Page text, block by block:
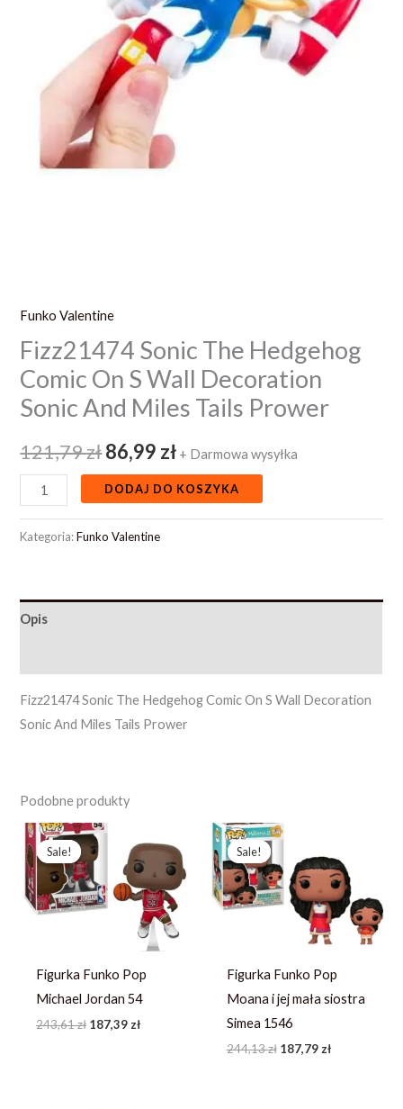
Funko Valentine
Fizz21474 Sonic The Hedgehog
Comic On S Wall Decoration
Sonic And Miles Tails Prower
121,79zł86,99 zł + Darmowa wysyłka
Prower
DODAJ DO KOSZYKA
Kategoria:Funko Valentine
Opis
Fizz21474 Sonic The Hedgehog Comic On S Wall Decoration
Sonic And Miles Tails Prower
Podobne produkty
Sale!
Sale!
Figurka Funko Pop
Michael Jordan 54
243,61zł
Pierwotna
cena
wynosiła:
243,61 zł.
187,39 zł
cena
wynosi:
187,39 zł.
Sale!
Sale!
Figurka Funko Pop
Moana i jej mała siostra
Simea 1546
244,13zł
Pierwotna
cena
wynosiła:
244,13 zł.
187,79 zł
wynosi:
187,79 zł.